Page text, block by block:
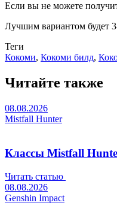
Если вы не можете
Лучшим вариантом будет
Теги
Кокоми, Кокоми билд,
Читайте также
08.08.2026
Mistfall Hunter
Классы Mistfall
Читать статью
08.08.2026
Genshin Impact